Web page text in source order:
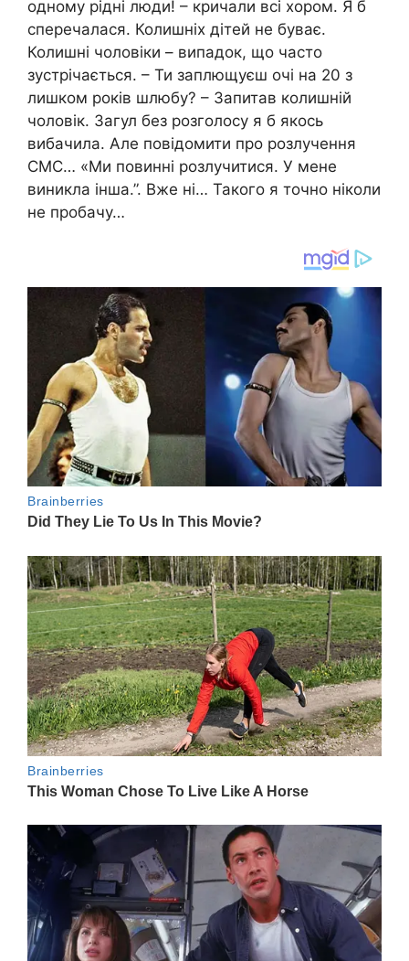
одному рідні люди! – кричали всі хором. Я б
сперечалася. Колишніх дітей не буває.
Колишні чоловіки – випадок, що часто
зустрічається. – Ти заплющуєш очі на 20 з
лишком років шлюбу? – Запитав колишній
чоловік. Загул без розголосу я б якось
вибачила. Але повідомити про розлучення
СМС… «Ми повинні розлучитися. У мене
виникла інша.”. Вже ні… Такого я точно ніколи
не пробачу…